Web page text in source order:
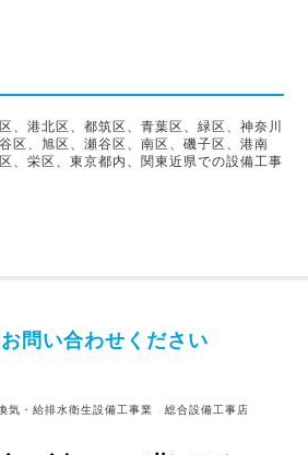
、港北区、都筑区、青葉区、緑区、神奈川
区、旭区、瀬谷区、南区、磯子区、港南
、栄区、東京都内、関東近県での設備工事
問い合わせください
気・給排水衛生設備工事業 総合設備工事店